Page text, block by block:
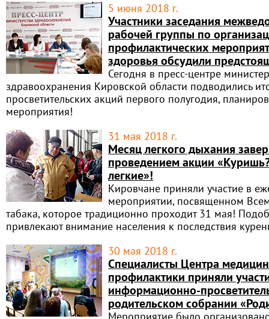
5 июня 2018 г.
Участники заседания
рабочей группы по
профилактических
здоровья обсудили
Сегодня в пресс-центре
здравоохранения Кировской области подводились
просветительских акций первого полугодия,
мероприятия!
31 мая 2018 г.
Месяц легкого дыхания
проведением акции
легкие»!
Кировчане приняли участие в
мероприятии, посвященном
табака, которое традиционно проходит 31 мая!
привлекают внимание населения к последствия
30 мая 2018 г.
Специалисты Центра
профилактики приняли
информационно-
родительском собрании
Мероприятие было